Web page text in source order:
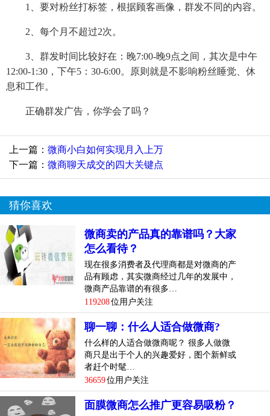
1、要对粉丝打标签，根据顾客画像，群发不同的内容。
2、每个月不超过2次。
3、群发时间比较好在：晚7:00-晚9点之间，其次是中午
12:00-1:30，下午5：30-6:00。原则就是不影响粉丝睡觉、休
息和工作。
正确群发广告，你学会了吗？
上一篇： 微商小白如何实现月入上万
下一篇： 微商聊天成交的四大关键点
猜你喜欢
微商卖的产品真的靠谱吗？大家
怎么看待？
现在很多消费者及代理商都是对微商的产
品有顾虑，其实微商经过几年的发展中，
微商产品靠谱的有很多…
119208位用户关注
聊一聊：什么人适合做微商?
什么样的人适合做微商呢？ 很多人做微
商只是出于个人的兴趣爱好，图个新鲜或
者赶个时髦…
36659位用户关注
面膜微商怎么推广更容易吸粉？